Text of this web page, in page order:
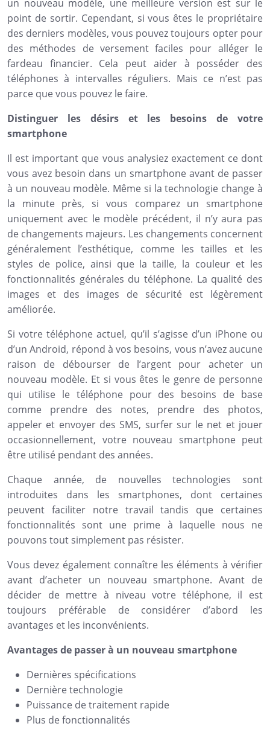
un nouveau modèle, une meilleure version est sur le
point de sortir. Cependant, si vous êtes le propriétaire
des derniers modèles, vous pouvez toujours opter pour
des méthodes de versement faciles pour alléger le
fardeau financier. Cela peut aider à posséder des
téléphones à intervalles réguliers. Mais ce n’est pas
parce que vous pouvez le faire.
Distinguer les désirs et les besoins de votre
smartphone
Il est important que vous analysiez exactement ce dont
vous avez besoin dans un smartphone avant de passer
à un nouveau modèle. Même si la technologie change à
la minute près, si vous comparez un smartphone
uniquement avec le modèle précédent, il n’y aura pas
de changements majeurs. Les changements concernent
généralement l’esthétique, comme les tailles et les
styles de police, ainsi que la taille, la couleur et les
fonctionnalités générales du téléphone. La qualité des
images et des images de sécurité est légèrement
améliorée.
Si votre téléphone actuel, qu’il s’agisse d’un iPhone ou
d’un Android, répond à vos besoins, vous n’avez aucune
raison de débourser de l’argent pour acheter un
nouveau modèle. Et si vous êtes le genre de personne
qui utilise le téléphone pour des besoins de base
comme prendre des notes, prendre des photos,
appeler et envoyer des SMS, surfer sur le net et jouer
occasionnellement, votre nouveau smartphone peut
être utilisé pendant des années.
Chaque année, de nouvelles technologies sont
introduites dans les smartphones, dont certaines
peuvent faciliter notre travail tandis que certaines
fonctionnalités sont une prime à laquelle nous ne
pouvons tout simplement pas résister.
Vous devez également connaître les éléments à vérifier
avant d’acheter un nouveau smartphone. Avant de
décider de mettre à niveau votre téléphone, il est
toujours préférable de considérer d’abord les
avantages et les inconvénients.
Avantages de passer à un nouveau smartphone
Dernières spécifications
Dernière technologie
Puissance de traitement rapide
Plus de fonctionnalités